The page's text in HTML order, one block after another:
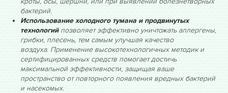
бактерий.
Использование холодного тумана и продвинутых
технологийпозволяет эффективно уничтожать аллергены,
грибки, плесень, тем самым улучшая качество
воздуха. Применение высокотехнологичных методик и
сертифицированных средств помогает достичь
максимальной эффективности, защищая ваше
пространство от повторного появления вредных бактерий
и насекомых.